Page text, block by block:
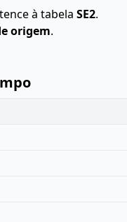
à tabela SE2.
origem.